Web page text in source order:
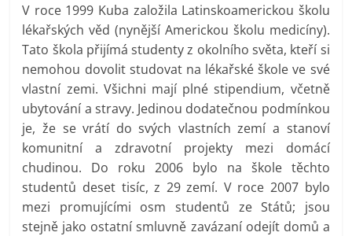
V roce 1999 Kuba založila Latinskoamerickou školu
lékařských věd (nynější Americkou školu medicíny).
Tato škola přijímá studenty z okolního světa, kteří si
nemohou dovolit studovat na lékařské škole ve své
vlastní zemi. Všichni mají plné stipendium, včetně
ubytování a stravy. Jedinou dodatečnou podmínkou
je, že se vrátí do svých vlastních zemí a stanoví
komunitní a zdravotní projekty mezi domácí
chudinou. Do roku 2006 bylo na škole těchto
studentů deset tisíc, z 29 zemí. V roce 2007 bylo
mezi promujícími osm studentů ze Států; jsou
stejně jako ostatní smluvně zavázaní odejít domů a